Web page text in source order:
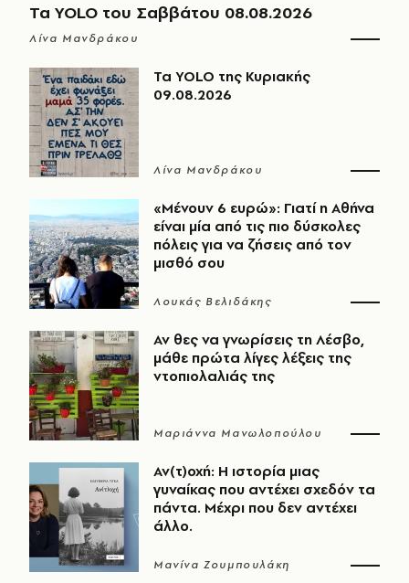
Τα YOLO του Σαββάτου 08.08.2026
Λίνα Μανδράκου
Τα YOLO της Κυριακής
09.08.2026
Λίνα Μανδράκου
«Μένουν 6 ευρώ»: Γιατί η Αθήνα
είναι μία από τις πιο δύσκολες
πόλεις για να ζήσεις από τον
μισθό σου
Λουκάς Βελιδάκης
Αν θες να γνωρίσεις τη Λέσβο,
μάθε πρώτα λίγες λέξεις της
ντοπιολαλιάς της
Μαριάννα Μανωλοπούλου
Αν(τ)οχή: Η ιστορία μιας
γυναίκας που αντέχει σχεδόν τα
πάντα. Μέχρι που δεν αντέχει
άλλο.
Μανίνα Ζουμπουλάκη